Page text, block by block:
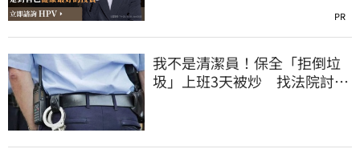
PR
我不是清潔員！保全「拒倒垃
圾」上班3天被炒 找法院討公